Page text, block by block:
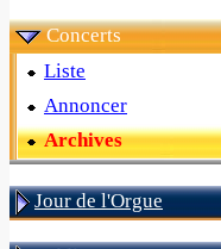
Concerts
Liste
Annoncer
Archives
Jour de l'Orgue